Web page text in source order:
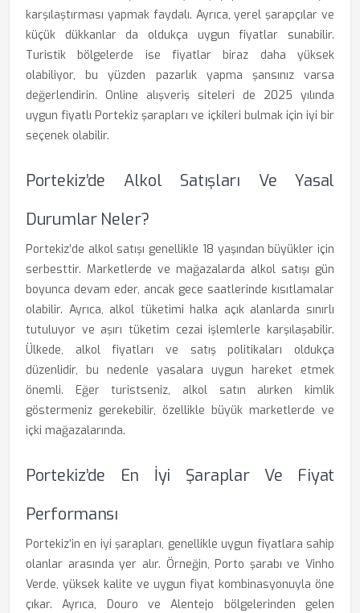
karşılaştırması yapmak faydalı. Ayrıca, yerel şarapçılar ve
küçük dükkanlar da oldukça uygun fiyatlar sunabilir.
Turistik bölgelerde ise fiyatlar biraz daha yüksek
olabiliyor, bu yüzden pazarlık yapma şansınız varsa
değerlendirin. Online alışveriş siteleri de 2025 yılında
uygun fiyatlı Portekiz şarapları ve içkileri bulmak için iyi bir
seçenek olabilir.
Portekiz’de Alkol Satışları Ve Yasal
Durumlar Neler?
Portekiz’de alkol satışı genellikle 18 yaşından büyükler için
serbesttir. Marketlerde ve mağazalarda alkol satışı gün
boyunca devam eder, ancak gece saatlerinde kısıtlamalar
olabilir. Ayrıca, alkol tüketimi halka açık alanlarda sınırlı
tutuluyor ve aşırı tüketim cezai işlemlerle karşılaşabilir.
Ülkede, alkol fiyatları ve satış politikaları oldukça
düzenlidir, bu nedenle yasalara uygun hareket etmek
önemli. Eğer turistseniz, alkol satın alırken kimlik
göstermeniz gerekebilir, özellikle büyük marketlerde ve
içki mağazalarında.
Portekiz’de En İyi Şaraplar Ve Fiyat
Performansı
Portekiz’in en iyi şarapları, genellikle uygun fiyatlara sahip
olanlar arasında yer alır. Örneğin, Porto şarabı ve Vinho
Verde, yüksek kalite ve uygun fiyat kombinasyonuyla öne
çıkar. Ayrıca, Douro ve Alentejo bölgelerinden gelen